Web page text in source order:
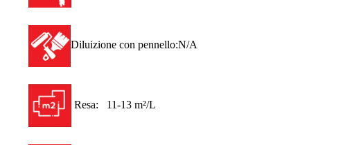
Diluizione con pennello:N/A
Resa: 11-13 m²/L